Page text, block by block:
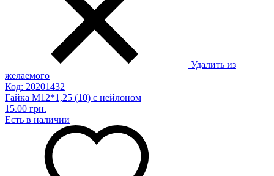
Удалить из
желаемого
Код: 20201432
Гайка М12*1,25 (10) с нейлоном
15.00 грн.
Есть в наличии